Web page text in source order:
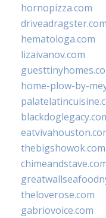
hornopizza.com
driveadragster.com
hematologa.com
lizaivanov.com
home-plow-by-
thebigshowok.com
theloverose.com
gabriovoice.com